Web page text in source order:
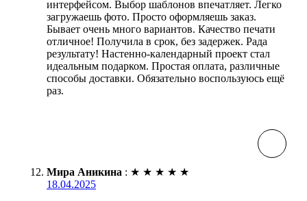
интерфейсом. Выбор шаблонов впечатляет. Легко
загружаешь фото. Просто оформляешь заказ.
Бывает очень много вариантов. Качество печати
отличное! Получила в срок, без задержек. Рада
результату! Настенно-календарный проект стал
идеальным подарком. Простая оплата, различные
способы доставки. Обязательно воспользуюсь ещё
раз.
Мира Аникина : ★ ★ ★ ★ ★
18.04.2025